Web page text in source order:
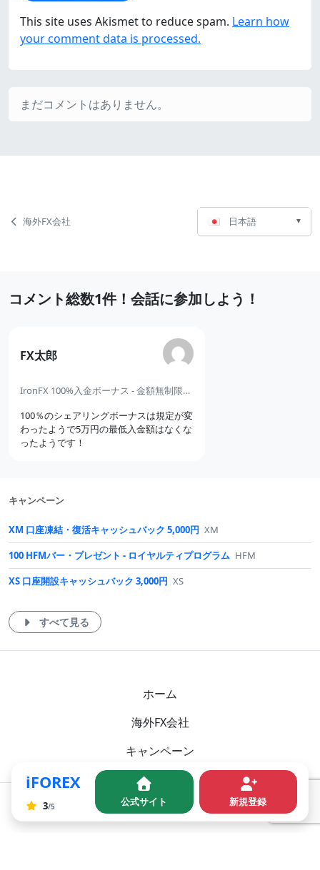
This site uses Akismet to reduce spam. Learn how
your comment data is processed.
まだコメントはありません。
ペ
ナ
ビ
ー
ョ
ン
海外FX会社
言
語
日本語
最
コ
メ
ト
コメント総数1件！会話に参加しよう！
FX太郎の
メ
ト
IronFX 100%入金ボーナス - 金額無制限のシェアリングボーナス
100％のシェアリングボーナスは規定が変
わったようで5万円の最低入金額はなくな
ったようです！
キャンペーン
XM 口座凍結・復活キャッシュバック 5,000円 XM
100 HFMバー・プレゼント - ロイヤルティプログラム HFM
XS 口座開設キャッシュバック 3,000円 XS
すべて見る
ホーム
海外FX会社
キャンペーン
SNSTwitter
iFOREX
ま
だ
3/50 公式サイト 新規登録